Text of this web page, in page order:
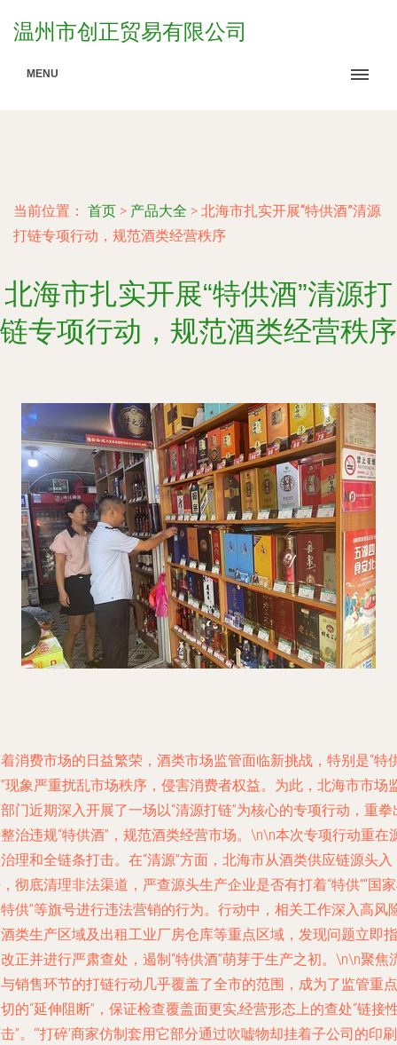
温州市创正贸易有限公司
MENU
当前位置： 首页 > 产品大全 > 北海市扎实开展“特供酒”清源
打链专项行动，规范酒类经营秩序
北海市扎实开展“特供酒”清源打
链专项行动，规范酒类经营秩序
消费市场的日益繁荣，酒类市场监管面临新挑战，特别是“特
现象严重扰乱市场秩序，侵害消费者权益。为此，北海市市场
门近期深入开展了一场以“清源打链”为核心的专项行动，重拳
治违规“特供酒”，规范酒类经营市场。\n\n本次专项行动重在
理和全链条打击。在“清源”方面，北海市从酒类供应链源头入
彻底清理非法渠道，严查源头生产企业是否有打着“特供”“国
供”等旗号进行违法营销的行为。行动中，相关工作深入高风
类生产区域及出租工业厂房仓库等重点区域，发现问题立即指
正并进行严肃查处，遏制“特供酒”萌芽于生产之初。\n\n聚焦
销售环节的打链行动几乎覆盖了全市的范围，成为了监管重点
的“延伸阻断”，保证检查覆盖面更实,经营形态上的查处“链接
”。“‘打碎’商家仿制套用它部分通过吹嘘物却挂着子公司的印刷